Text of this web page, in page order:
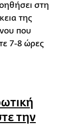
στη
της
που
7-8 ώρες
την